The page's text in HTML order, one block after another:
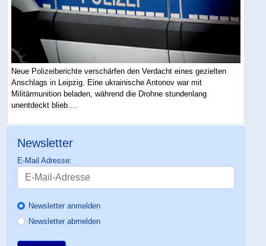
Neue Polizeiberichte verschärfen den Verdacht eines gezielten
Anschlags in Leipzig. Eine ukrainische Antonov war mit
Militärmunition beladen, während die Drohne stundenlang
unentdeckt blieb....
Newsletter
E-Mail Adresse:
Newsletter anmelden
Newsletter abmelden